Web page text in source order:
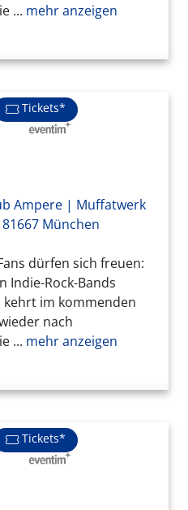
... mehr anzeigen
Tickets*
Ampere | Muffatwerk
München
dürfen sich freuen:
Indie-Rock-Bands
kehrt im kommenden
nach
... mehr anzeigen
Tickets*